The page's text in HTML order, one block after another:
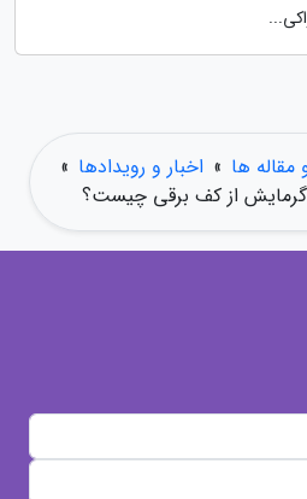
مقاله ها » اخبار و رویدادها »
از کف برقی چیست؟